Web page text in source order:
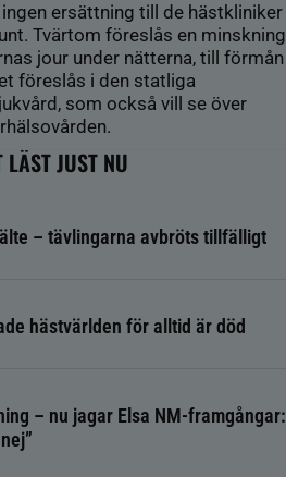
ersättning till de hästkliniker
Tvärtom föreslås en minskning
jour under nätterna, till förmån
föreslås i den statliga
som också vill se över
LÄST JUST NU
– tävlingarna avbröts tillfälligt
hästvärlden för alltid är död
– nu jagar Elsa NM-framgångar: